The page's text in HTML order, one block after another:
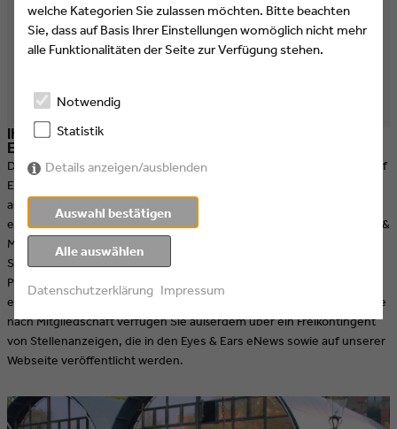
Ihre Nachrichten und Stellenanzeigen in den Eyes &
Ears eNews
Die Eyes & Ears eNews sind der Online-Newsletter von Eyes & Ears of
Europe – der Vereinigung für Design, Promotion & Marketing der
audiovisuellen Medien. Regelmäßig informieren die Eyes & Ears
eNews über aktuelle Themen aus den Bereichen Design, Promotion &
Marketing. Pro Mailing erreichen die Eyes & Ears eNews ohne
Streuverluste rund 10.000 Branchenakteure, Multiplikatoren und
Promotoren in Deutschland, Europa und international. Pro Jahr
erscheinen ca. 12 Ausgaben in deutscher und englischer Sprache. Je
nach Mitgliedschaft verfügen Sie außerdem über ein Freikontingent
von Stellenanzeigen, die in den Eyes & Ears eNews sowie auf unserer
Webseite veröffentlicht werden.
welche Kategorien Sie zulassen möchten. Bitte beachten
Sie, dass auf Basis Ihrer Einstellungen womöglich nicht mehr
alle Funktionalitäten der Seite zur Verfügung stehen.
Notwendig
Statistik
Details anzeigen/ausblenden
Auswahl bestätigen
Alle auswählen
Datenschutzerklärung Impressum